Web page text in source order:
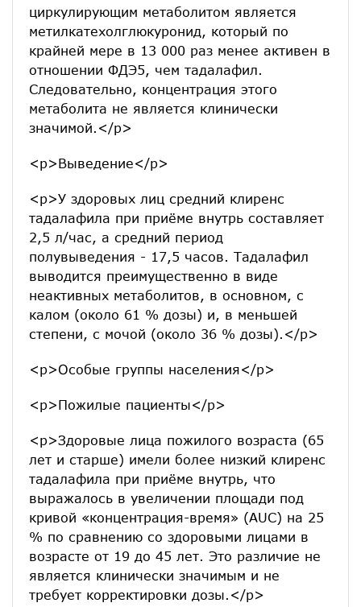
циркулирующим метаболитом является
метилкатехолглюкуронид, который по
крайней мере в 13 000 раз менее активен в
отношении ФДЭ5, чем тадалафил.
Следовательно, концентрация этого
метаболита не является клинически
значимой.</p>
<p>Выведение</p>
<p>У здоровых лиц средний клиренс
тадалафила при приёме внутрь составляет
2,5 л/час, а средний период
полувыведения - 17,5 часов. Тадалафил
выводится преимущественно в виде
неактивных метаболитов, в основном, с
калом (около 61 % дозы) и, в меньшей
степени, с мочой (около 36 % дозы).</p>
<p>Особые группы населения</p>
<p>Пожилые пациенты</p>
<p>Здоровые лица пожилого возраста (65
лет и старше) имели более низкий клиренс
тадалафила при приёме внутрь, что
выражалось в увеличении площади под
кривой «концентрация-время» (AUC) на 25
% по сравнению со здоровыми лицами в
возрасте от 19 до 45 лет. Это различие не
является клинически значимым и не
требует корректировки дозы.</p>